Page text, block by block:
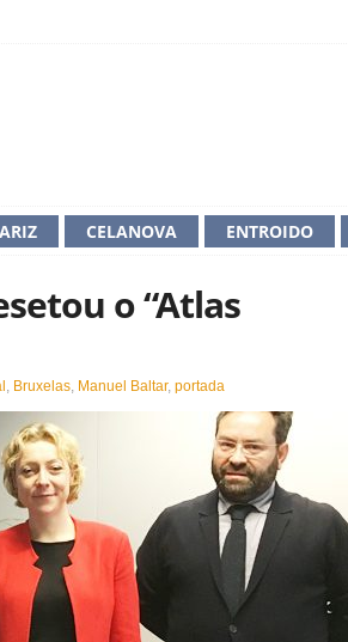
ENTROIDO
CELANOVA
o “Atlas
Bruxelas Manuel Baltar, portada